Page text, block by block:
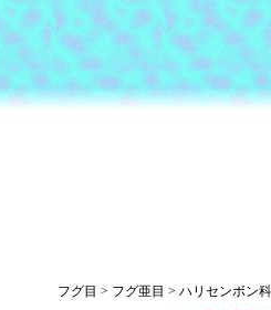
フグ目 フグ亜目 ハリセンボン